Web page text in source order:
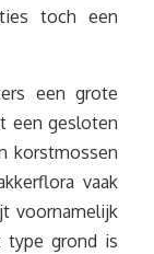
toch een
een grote
een gesloten
korstmossen
vaak
voornamelijk
type grond is